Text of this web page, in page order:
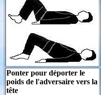
Ponter pour déporter le
poids de l'adversaire vers la
tête